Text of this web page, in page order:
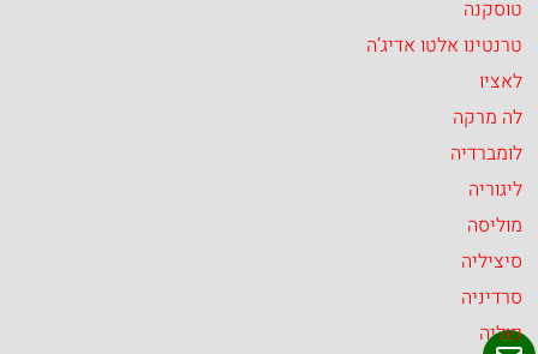
טוסקנה
טרנטינו אלטו אדיג’ה
לאציו
לה מרקה
לומברדיה
ליגוריה
מוליסה
סיציליה
סרדיניה
פוליה